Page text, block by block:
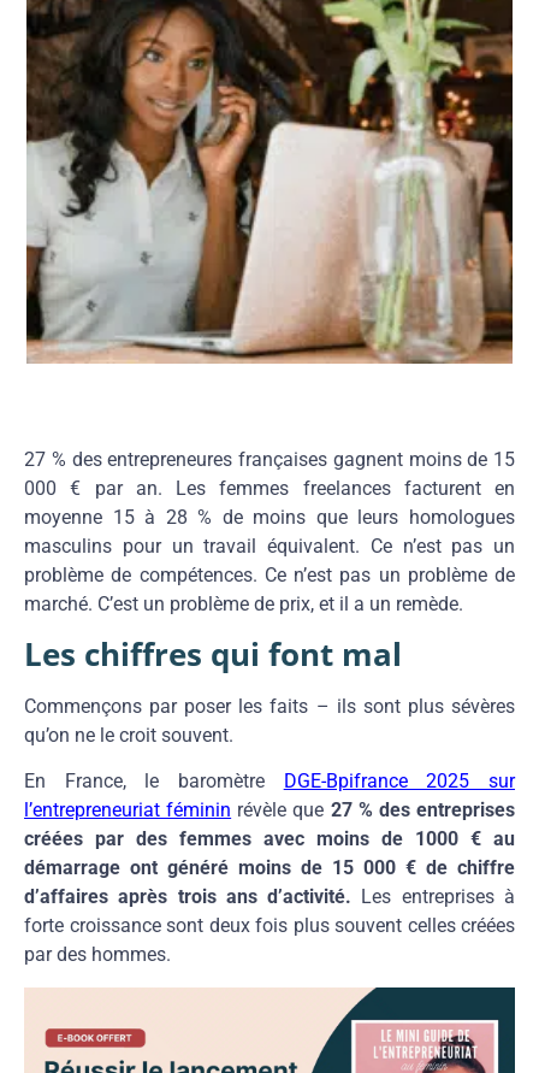
27 % des entrepreneures françaises gagnent moins de 15
000 € par an. Les femmes freelances facturent en
moyenne 15 à 28 % de moins que leurs homologues
masculins pour un travail équivalent. Ce n’est pas un
problème de compétences. Ce n’est pas un problème de
marché. C’est un problème de prix, et il a un remède.
Les chiffres qui font mal
Commençons par poser les faits – ils sont plus sévères
qu’on ne le croit souvent.
En France, le baromètre
DGE-Bpifrance 2025 sur
l’entrepreneuriat féminin révèle que 27 % des entreprises
créées par des femmes avec moins de 1000 € au
démarrage ont généré moins de 15 000 € de chiffre
d’affaires après trois ans d’activité. Les entreprises à
forte croissance sont deux fois plus souvent celles créées
par des hommes.